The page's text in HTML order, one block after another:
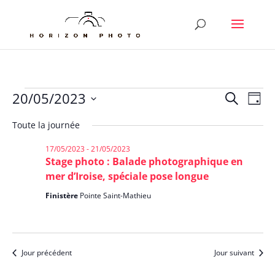
Évènements
20/05/2023
vues
Recherche
de
Jour
20/05/2023
une
Toute la journée
Stage photo : Balade photographique en
mer d’Iroise, spéciale pose longue
17/05/2023-21/05/2023
Finistère Pointe Saint-Mathieu
Jour précédent Jour suivant